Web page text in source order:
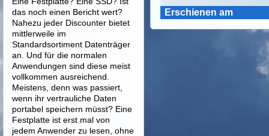
Erschienen am
das noch einen Bericht wert?
Nahezu jeder Discounter bietet
mittlerweile im
Standardsortiment Datenträger
an. Und für die normalen
Anwendungen sind diese meist
vollkommen ausreichend.
Meistens, denn was passiert,
wenn ihr vertrauliche Daten
portabel speichern müsst? Eine
Festplatte ist erst mal von
jedem Anwender zu lesen, ohne